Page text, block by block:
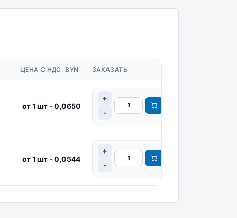
ЦЕНА С НДС, BYN ЗАКАЗАТЬ
от 1 шт - 0,0650
от 1 шт - 0,0544